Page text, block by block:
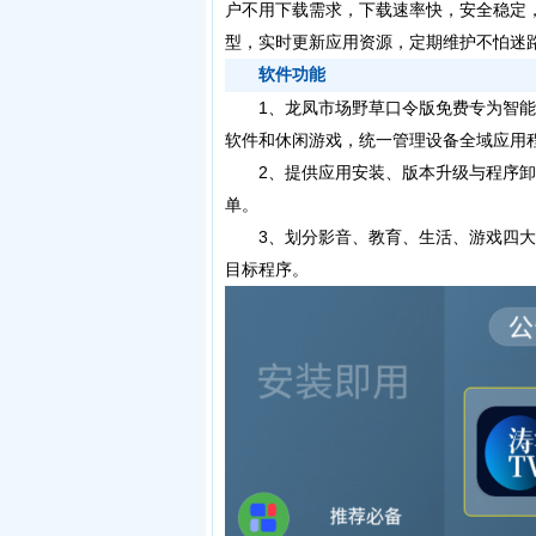
户不用下载需求，下载速率快，安全稳
型，实时更新应用资源，定期维护不怕迷
软件功能
1、龙凤市场野草口令版免费专为智能
软件和休闲游戏，统一管理设备全域应用
2、提供应用安装、版本升级与程序卸
单。
3、划分影音、教育、生活、游戏四大
目标程序。